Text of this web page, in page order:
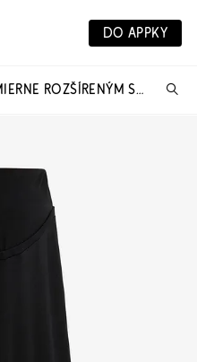
DO APPKY
MATERSKÉ NOHAVICE S MIERNE ROZŠÍRENÝM STRIHOM, PUNTO DI ROMA